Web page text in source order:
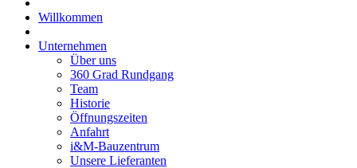
Willkommen
Unternehmen
Über uns
360 Grad Rundgang
Team
Historie
Öffnungszeiten
Anfahrt
i&M-Bauzentrum
Unsere Lieferanten